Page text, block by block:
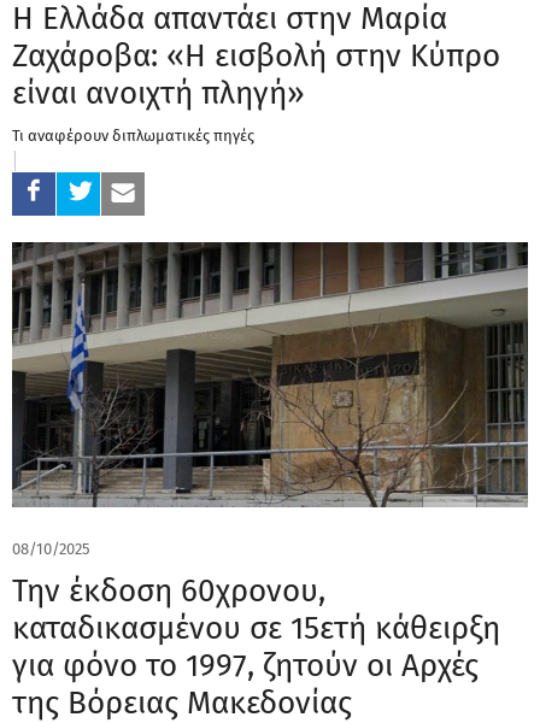
Η Ελλάδα απαντάει στην Μαρία
Ζαχάροβα: «Η εισβολή στην Κύπρο
είναι ανοιχτή πληγή»
Τι αναφέρουν διπλωματικές πηγές
08/10/2025
Την έκδοση 60χρονου,
καταδικασμένου σε 15ετή κάθειρξη
για φόνο το 1997, ζητούν οι Αρχές
της Βόρειας Μακεδονίας